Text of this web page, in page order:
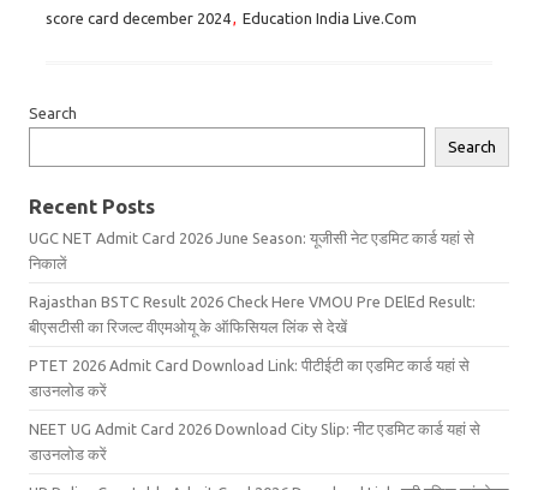
score card december 2024, Education India Live.Com
Search
Search
Recent Posts
UGC NET Admit Card 2026 June Season: यूजीसी नेट एडमिट कार्ड यहां से
निकालें
Rajasthan BSTC Result 2026 Check Here VMOU Pre DElEd Result:
बीएसटीसी का रिजल्ट वीएमओयू के ऑफिसियल लिंक से देखें
PTET 2026 Admit Card Download Link: पीटीईटी का एडमिट कार्ड यहां से
डाउनलोड करें
NEET UG Admit Card 2026 Download City Slip: नीट एडमिट कार्ड यहां से
डाउनलोड करें